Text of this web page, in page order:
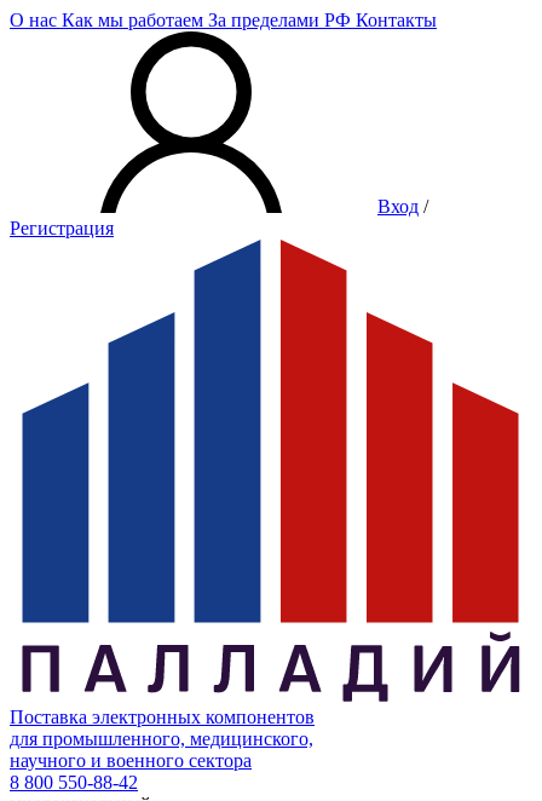
О нас Как мы работаем За пределами РФ Контакты
Вход /
Регистрация
Поставка электронных компонентов
для промышленного, медицинского,
научного и военного сектора
8 800 550-88-42